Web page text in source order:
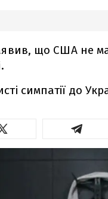
що США не
симпатії до